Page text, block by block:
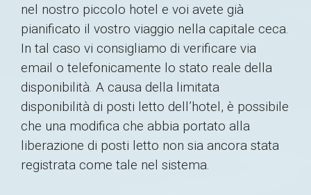
nel nostro piccolo hotel e voi avete già
pianificato il vostro viaggio nella capitale ceca.
In tal caso vi consigliamo di verificare via
email o telefonicamente lo stato reale della
disponibilità. A causa della limitata
disponibilità di posti letto dell’hotel, è possibile
che una modifica che abbia portato alla
liberazione di posti letto non sia ancora stata
registrata come tale nel sistema.